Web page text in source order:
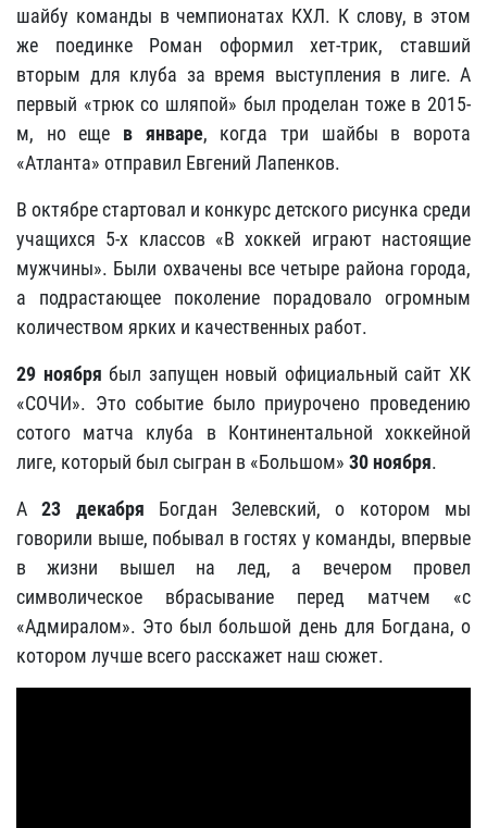
шайбу команды в чемпионатах КХЛ. К слову, в этом
же поединке Роман оформил хет-трик, ставший
вторым для клуба за время выступления в лиге. А
первый «трюк со шляпой» был проделан тоже в 2015-
м, но еще в январе, когда три шайбы в ворота
«Атланта» отправил Евгений Лапенков.
В октябре стартовал и конкурс детского рисунка среди
учащихся 5-х классов «В хоккей играют настоящие
мужчины». Были охвачены все четыре района города,
а подрастающее поколение порадовало огромным
количеством ярких и качественных работ.
29 ноября был запущен новый официальный сайт ХК
«СОЧИ». Это событие было приурочено проведению
сотого матча клуба в Континентальной хоккейной
лиге, который был сыгран в «Большом» 30 ноября.
А23 декабря Богдан Зелевский, о котором мы
говорили выше, побывал в гостях у команды, впервые
в жизни вышел на лед, а вечером провел
символическое вбрасывание перед матчем «с
«Адмиралом». Это был большой день для Богдана, о
котором лучше всего расскажет наш сюжет.